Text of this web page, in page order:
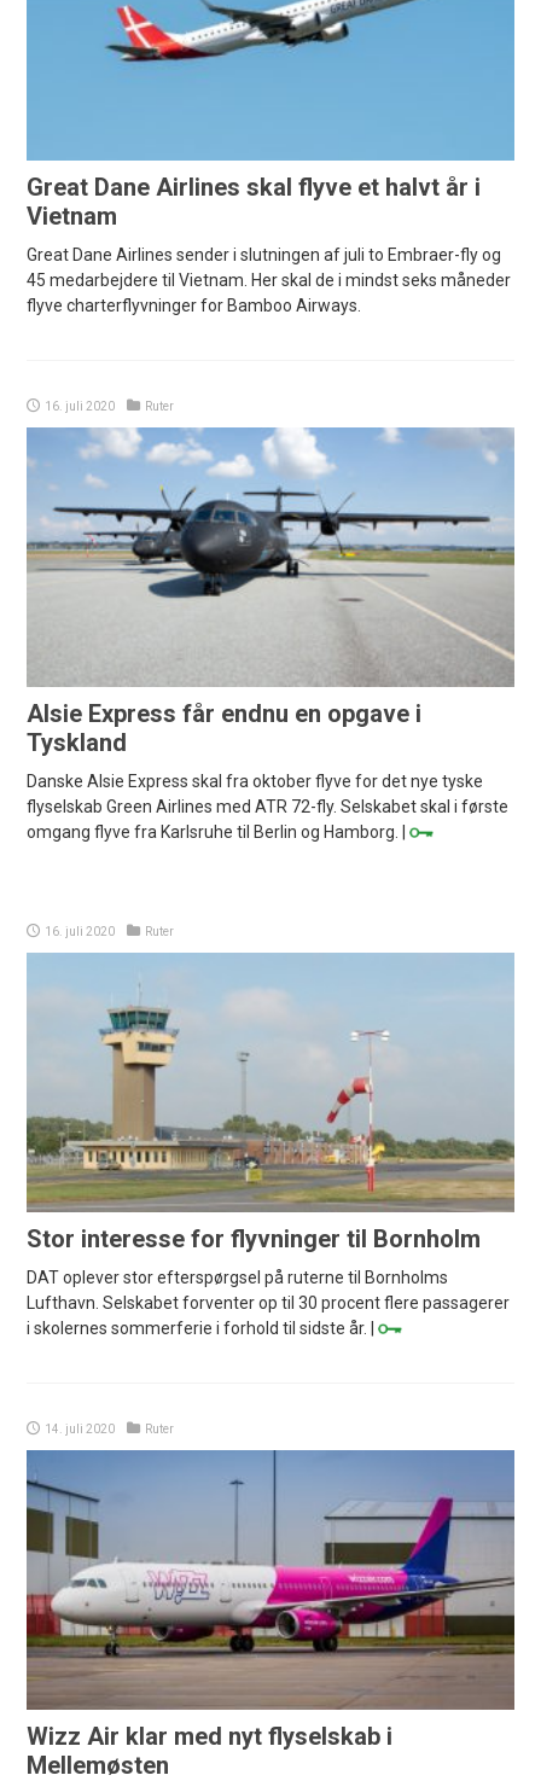
Great Dane Airlines skal flyve et halvt år i
Vietnam
Great Dane Airlines sender i slutningen af juli to Embraer-fly og
45 medarbejdere til Vietnam. Her skal de i mindst seks måneder
flyve charterflyvninger for Bamboo Airways.
16. juli 2020 Ruter
Alsie Express får endnu en opgave i
Tyskland
Danske Alsie Express skal fra oktober flyve for det nye tyske
flyselskab Green Airlines med ATR 72-fly. Selskabet skal i første
omgang flyve fra Karlsruhe til Berlin og Hamborg. |
16. juli 2020 Ruter
Stor interesse for flyvninger til Bornholm
DAT oplever stor efterspørgsel på ruterne til Bornholms
Lufthavn. Selskabet forventer op til 30 procent flere passagerer
i skolernes sommerferie i forhold til sidste år. |
14. juli 2020 Ruter
Wizz Air klar med nyt flyselskab i
Mellemøsten